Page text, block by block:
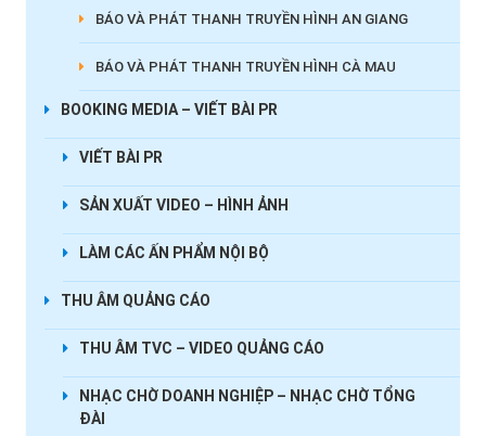
BÁO VÀ PHÁT THANH TRUYỀN HÌNH AN GIANG
BÁO VÀ PHÁT THANH TRUYỀN HÌNH CÀ MAU
BOOKING MEDIA – VIẾT BÀI PR
VIẾT BÀI PR
SẢN XUẤT VIDEO – HÌNH ẢNH
LÀM CÁC ẤN PHẨM NỘI BỘ
THU ÂM QUẢNG CÁO
THU ÂM TVC – VIDEO QUẢNG CÁO
NHẠC CHỜ DOANH NGHIỆP – NHẠC CHỜ TỔNG
ĐÀI